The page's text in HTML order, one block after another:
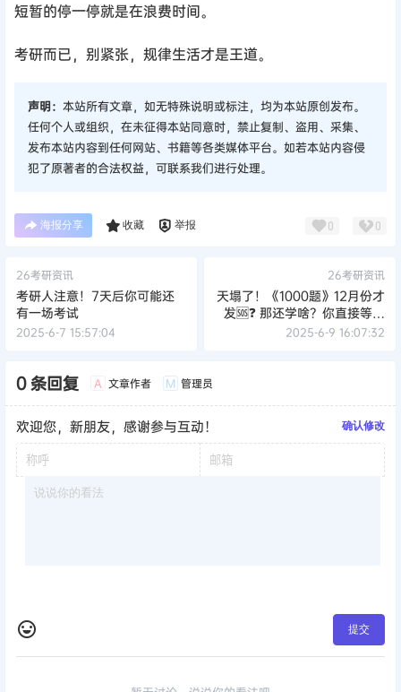
短暂的停一停就是在浪费时间。
考研而已，别紧张，规律生活才是王道。
声明： 本站所有文章，如无特殊说明或标注，均为本站原创发布。
任何个人或组织，在未征得本站同意时，禁止复制、盗用、采集、
发布本站内容到任何网站、书籍等各类媒体平台。如若本站内容侵
犯了原著者的合法权益，可联系我们进行处理。
海报分享 收藏 举报 0 0
26考研资讯
考研人注意！7天后你可能还
有一场考试
2025-6-7 15:57:04
26考研资讯
天塌了！《1000题》12月份才
发🆘❓ 那还学啥？你直接等我
考完呗❗
2025-6-9 16:07:32
0 条回复 A 文章作者 M 管理员
欢迎您，新朋友，感谢参与互动！ 确认修改
提交